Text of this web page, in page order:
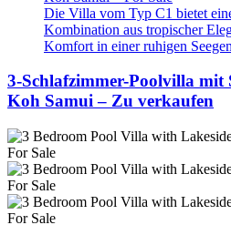
Die Villa vom Typ C1 bietet
Kombination aus tropischer
Komfort in einer ruhigen
3-Schlafzimmer-Poolvilla mit
Koh Samui – Zu verkaufen